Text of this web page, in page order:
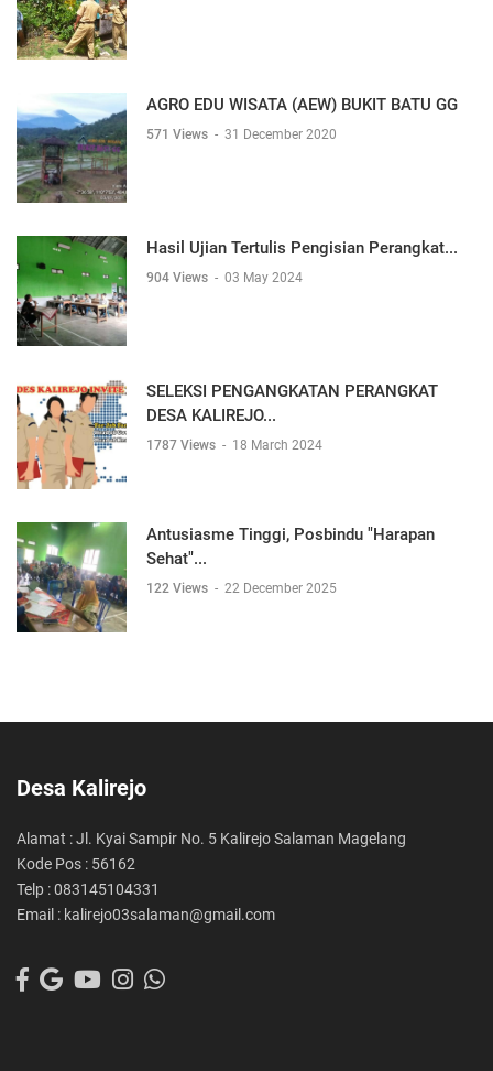
AGRO EDU WISATA (AEW) BUKIT BATU GG
571 Views - 31 December 2020
Hasil Ujian Tertulis Pengisian Perangkat...
904 Views - 03 May 2024
SELEKSI PENGANGKATAN PERANGKAT
DESA KALIREJO...
1787 Views - 18 March 2024
Antusiasme Tinggi, Posbindu "Harapan
Sehat"...
122 Views - 22 December 2025
Desa Kalirejo
Alamat : Jl. Kyai Sampir No. 5 Kalirejo Salaman Magelang
Kode Pos : 56162
Telp : 083145104331
Email : kalirejo03salaman@gmail.com